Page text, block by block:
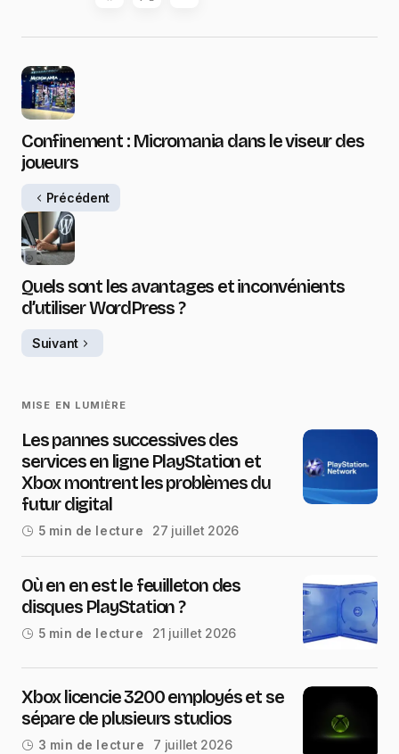
Confinement : Micromania dans le viseur des
joueurs
Précédent
Quels sont les avantages et inconvénients
d’utiliser WordPress ?
Suivant
MISE EN LUMIÈRE
Les pannes successives des
services en ligne PlayStation et
Xbox montrent les problèmes du
futur digital
5 min de lecture 27 juillet 2026
Où en en est le feuilleton des
disques PlayStation ?
5 min de lecture 21 juillet 2026
Xbox licencie 3200 employés et se
sépare de plusieurs studios
3 min de lecture 7 juillet 2026